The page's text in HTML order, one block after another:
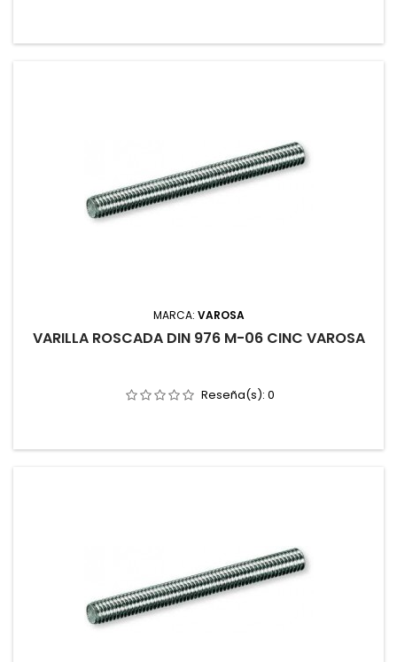
MARCA: VAROSA
VARILLA ROSCADA DIN 976 M-06 CINC VAROSA
Reseña(s): 0